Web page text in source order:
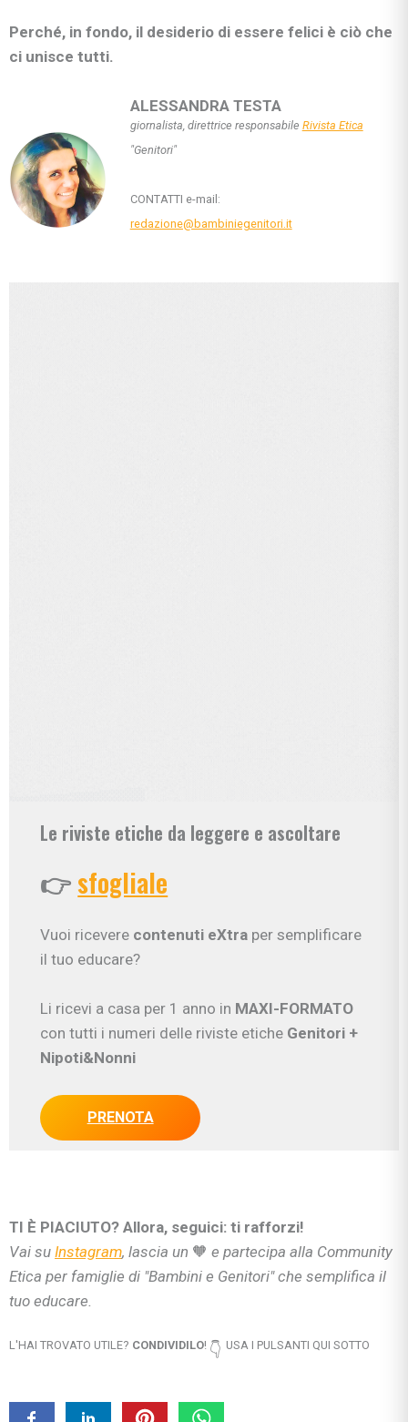
Perché, in fondo, il desiderio di essere felici è ciò che
ci unisce tutti.
ALESSANDRA TESTA
giornalista, direttrice responsabile Rivista Etica
"Genitori"
CONTATTI e-mail:
redazione@bambiniegenitori.it
Le riviste etiche da leggere e ascoltare
👉sfogliale
Vuoi ricevere contenuti eXtra per semplificare
il tuo educare?
Li ricevi a casa per 1 anno in MAXI-FORMATO
con tutti i numeri delle riviste etiche Genitori +
Nipoti&Nonni
PRENOTA
TI È PIACIUTO? Allora, seguici: ti rafforzi!
Vai su Instagram, lascia un 🧡 e partecipa alla Community
Etica per famiglie di "Bambini e Genitori" che semplifica il
tuo educare.
L'HAI TROVATO UTILE? CONDIVIDILO! 👇 USA I PULSANTI QUI SOTTO